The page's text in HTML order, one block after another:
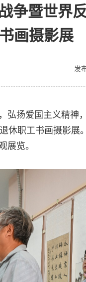
争暨世界
画摄影展
发
弘扬爱国主义精神
休职工书画摄影展
览。